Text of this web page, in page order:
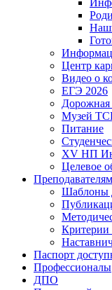
Центр
Видео о
ЕГЭ 2026
Дорожная
Музей
Питание
XV НП
Целевое
Преподавателям
Шаблоны
Критерии
Паспорт
Профессионалы
ДПО